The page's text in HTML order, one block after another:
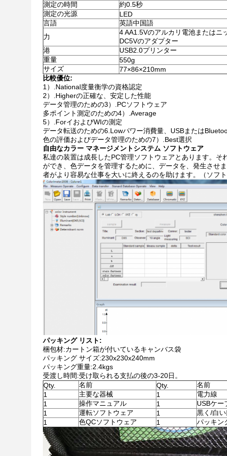
測定の時間
約0.5秒
測定の光源
LED
言語
英語中国語
力
4 AA1.5Vのアルカリ電池またはニ
DC5Vのアダプター
港
USB2.0プリンター
重量
550g
サイズ
77×86×210mm
比較優位:
1）.National度量衡学の資格認定
2）.Higherの正確な、安定した性能
データ管理のための3）.PCソフトウェア
多ポイント測定のための4）.Average
5）.ForイおよびWIの測定
データ転送のための6.Lowパワー消費量、USBまたは
色の評価およびデータ管理のための7）.Best選択
自由なカラー マネージメントシステム ソフトウェア
私達の装置は成長したPC管理ソフトウェアとあります。
ができ、色データを管理するために、データを、発生させ
者がより容易な仕事を大いに終えるのを助けます。（ソフ
パッキング リスト:
梱包材:カートン箱が付いているキャンバス袋
パッキング サイズ:230x230x240mm
パッキング重量:2.4kgs
受渡し時間:受け取られる支払の後の3-20日。
Qty.
名前 Qty.
名前
1
主要な器械 1
電力線
1
操作マニュアル 1
USBケー
1
運転ソフトウェア 1
黒く/白
1
色QCソフトウェア 1 パッキン